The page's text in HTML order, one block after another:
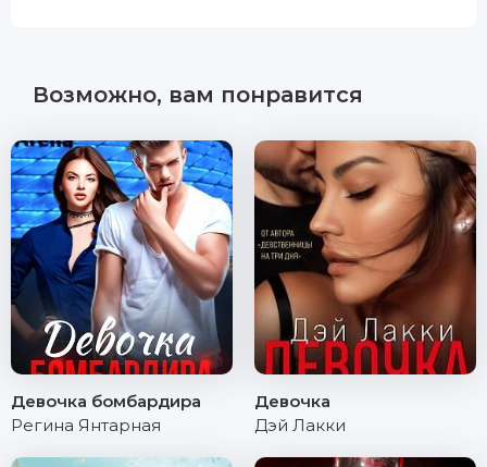
Возможно, вам понравится
Девочка бомбардира
Регина Янтарная
Девочка
Дэй Лакки